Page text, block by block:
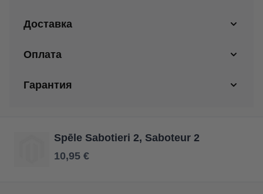
Доставка
Оплата
Гарантия
Spēle Sabotieri 2, Saboteur 2
10,95 €